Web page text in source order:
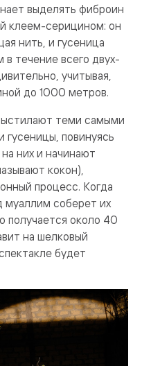
выделять фиброин
клеем-серицином: он
нить, и гусеница
течение всего двух-
учитывая,
до 1000 метров.
теми самыми
гусеницы, повинуясь
них и начинают
кокон),
процесс. Когда
соберет их
получается около 40
на шелковый
будет